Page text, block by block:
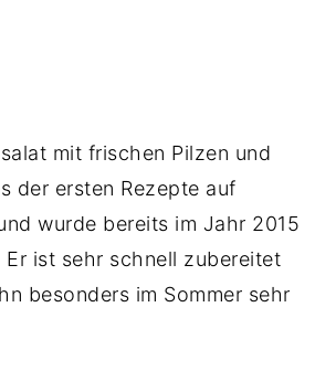
mit frischen Pilzen und
der ersten Rezepte auf
wurde bereits im Jahr 2015
ist sehr schnell zubereitet
besonders im Sommer sehr